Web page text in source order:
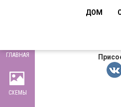
ГЛАВНАЯ
СХЕМЫ
ДОМ